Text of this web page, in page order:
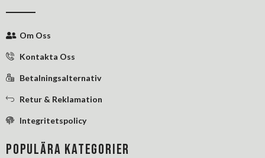
o
-
f
-
i
n
Om Oss
Kontakta Oss
Betalningsalternativ
Retur & Reklamation
Integritetspolicy
POPULÄRA KATEGORIER